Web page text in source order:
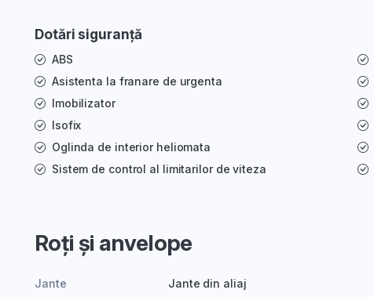
Dotări siguranță
ABS
Asistenta la franare de urgenta
Imobilizator
Isofix
Oglinda de interior heliomata
Sistem de control al limitarilor de viteza
Roți și anvelope
Jante
Jante din aliaj